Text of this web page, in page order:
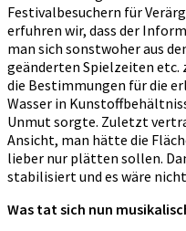
Festivalbesuchern für
erfuhren wir, dass der
man sich sonstwoher aus
geänderten Spielzeiten etc.
die Bestimmungen für die
Wasser in
Unmut sorgte. Zuletzt
Ansicht, man hätte die
lieber nur plätten sollen.
stabilisiert und es wäre
Was tat sich nun